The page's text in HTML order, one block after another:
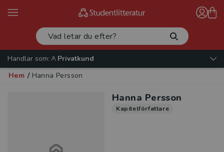
Handlar som:
Privatkund
Hem / Hanna Persson
Hanna Persson
Kapitelförfattare